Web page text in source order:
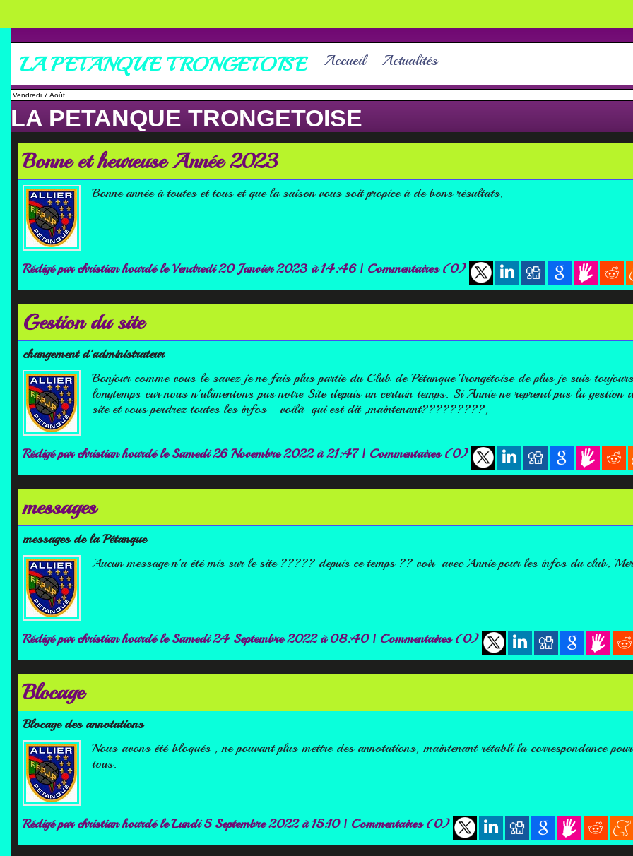
LA PETANQUE TRONGETOISE Accueil Actualités
Vendredi 7 Août
LA PETANQUE TRONGETOISE
Bonne et heureuse Année 2023
Bonne année à toutes et tous et que la saison vous soit propice à de bons résultats.
Rédigé parchristian hourdéle Vendredi 20 Janvier 2023 à 14:46 | Commentaires (0)
Gestion du site
changement d'administrateur
Bonjour comme vous le savez je ne fais plus partie du Club de Pétanque Trongétoise de plus je suis
longtemps car nous n'alimentons pas notre Site depuis un certain temps. Si Annie ne reprend pas la gestion
site et vous perdrez toutes les infos - voilà qui est dit ,maintenant?????????,
Rédigé parchristian hourdéle Samedi 26 Novembre 2022 à 21:47 | Commentaires (0)
messages
messages de la Pétanque
Aucun message n'a été mis sur le site ????? depuis ce temps ?? voir avec Annie pour les infos du club.
Rédigé parchristian hourdéle Samedi 24 Septembre 2022 à 08:40 | Commentaires (0)
Blocage
Blocage des annotations
Nous avons été bloqués , ne pouvant plus mettre des annotations, maintenant rétabli la correspondance
tous.
Rédigé parchristian hourdéle Lundi 5 Septembre 2022 à 15:10 | Commentaires (0)